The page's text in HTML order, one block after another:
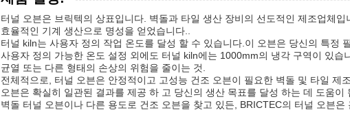
터널 오븐은 브릭텍의 상표입니다. 벽돌과 타일 생산 장비의 선도적인 제조업체
효율적인 기계 생산으로 명성을 얻었습니다..
터널 kiln는 사용자 정의 작업 온도를 달성 할 수 있습니다.이 오븐은 당신의 특정
사용자 정의 가능한 온도 설정 외에도 터널 kiln에는 1000mm의 냉각 구역이 있습
균열 또는 다른 형태의 손상의 위험을 줄이는 것.
전체적으로, 터널 오븐은 안정적이고 고성능 건조 오븐이 필요한 벽돌 및 타일 제
오븐은 확실히 일관된 결과를 제공 하 고 당신의 생산 목표를 달성 하는 데 도움이
벽돌 터널 오븐이나 다른 용도로 건조 오븐을 찾고 있든, BRICTEC의 터널 오븐은